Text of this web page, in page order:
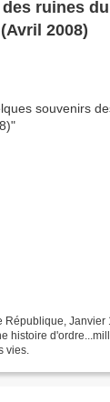
ruines
2008)
République, Janvier
histoire
vies.